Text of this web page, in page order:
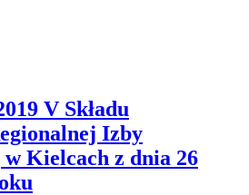
V Składu
Izby
Kielcach z dnia 26